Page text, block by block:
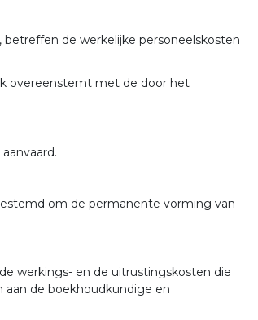
de werkelijke personeelskosten
overeenstemt met de door het
om de permanente vorming van
werkings- en de uitrustingskosten die
de boekhoudkundige en